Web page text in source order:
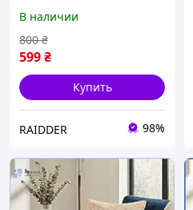
хлопковая Бежевая с
черным Ромб (60057/52)
В наличии
599₴
800 ₴
Купить
RAIDDER 98%